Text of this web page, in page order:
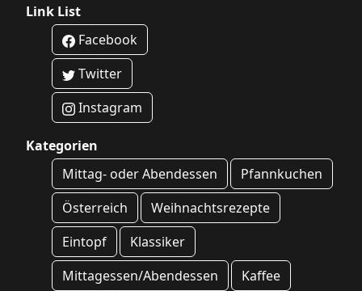
Link List
Facebook
Twitter
Instagram
Kategorien
Mittag- oder Abendessen
Pfannkuchen
Österreich
Weihnachtsrezepte
Eintopf
Klassiker
Mittagessen/Abendessen
Kaffee